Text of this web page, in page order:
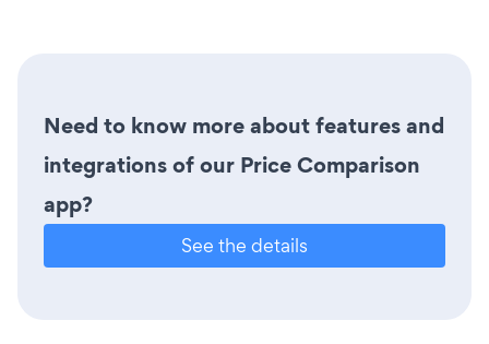
Need to know more about features and
integrations of our Price Comparison
app?
See the details